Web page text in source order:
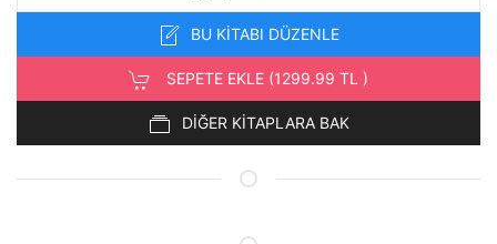
BU KİTABI DÜZENLE
SEPETE EKLE (1299.99 TL )
DİĞER KİTAPLARA BAK